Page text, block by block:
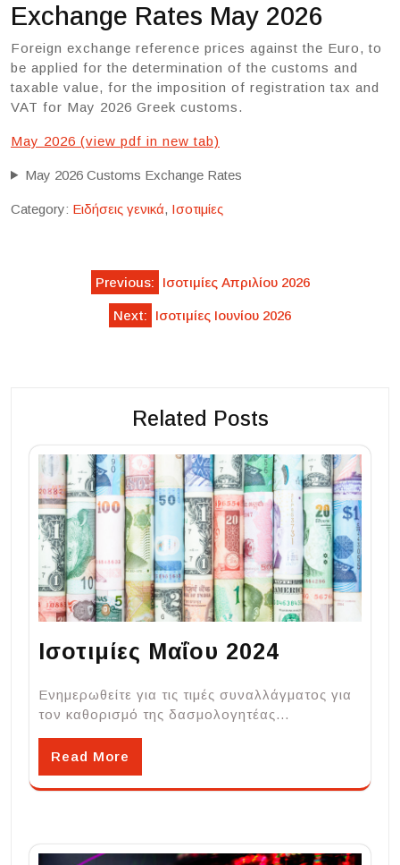
Exchange Rates May 2026
Foreign exchange reference prices against the Euro, to
be applied for the determination of the customs and
taxable value, for the imposition of registration tax and
VAT for May 2026 Greek customs.
May 2026 (view pdf in new tab)
May 2026 Customs Exchange Rates
Category: Ειδήσεις γενικά, Ισοτιμίες
navigation
Previous: Ισοτιμίες Απριλίου 2026
Next: Ισοτιμίες Ιουνίου 2026
Related Posts
Ισοτιμίες Μαΐου 2024
Ενημερωθείτε για τις τιμές συναλλάγματος για
τον καθορισμό της δασμολογητέας…
Read More